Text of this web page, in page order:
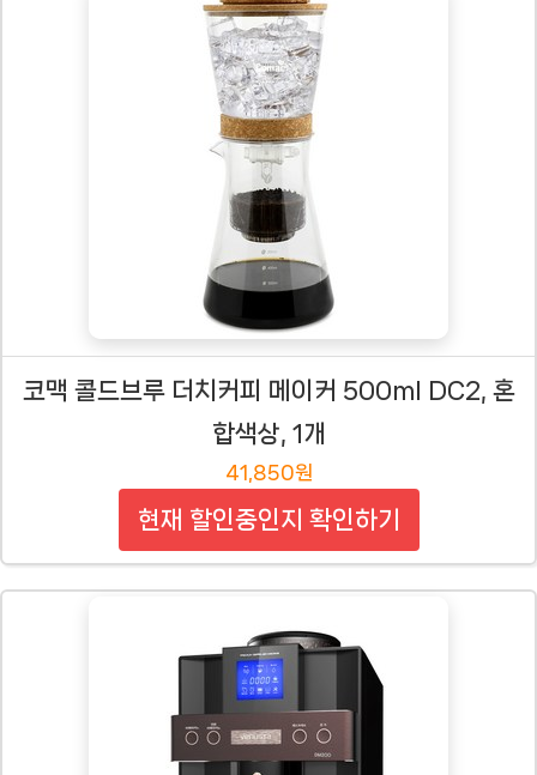
코맥 콜드브루 더치커피 메이커 500ml DC2, 혼
합색상, 1개
41,850원
현재 할인중인지 확인하기